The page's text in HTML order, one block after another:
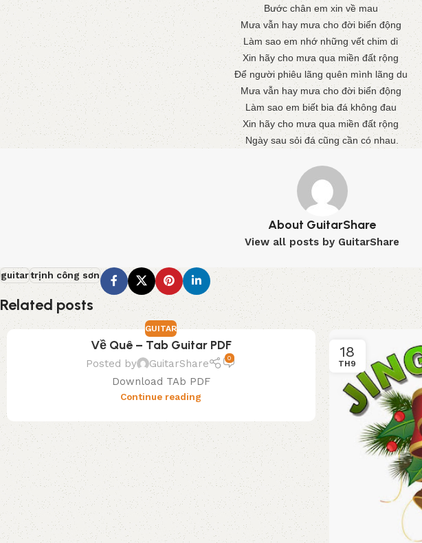
Bước chân em xin về mau
Mưa vẫn hay mưa cho đời biển động
Làm sao em nhớ những vết chim di
Xin hãy cho mưa qua miền đất rộng
Để người phiêu lãng quên mình lãng du
Mưa vẫn hay mưa cho đời biển động
Làm sao em biết bia đá không đau
Xin hãy cho mưa qua miền đất rộng
Ngày sau sỏi đá cũng cần có nhau.
About GuitarShare
View all posts by GuitarShare
guitartrịnh công sơn
Related posts
GUITAR
Về Quê – Tab Guitar PDF
Posted by GuitarShare 0
Download TAb PDF
Continue reading
18
TH9